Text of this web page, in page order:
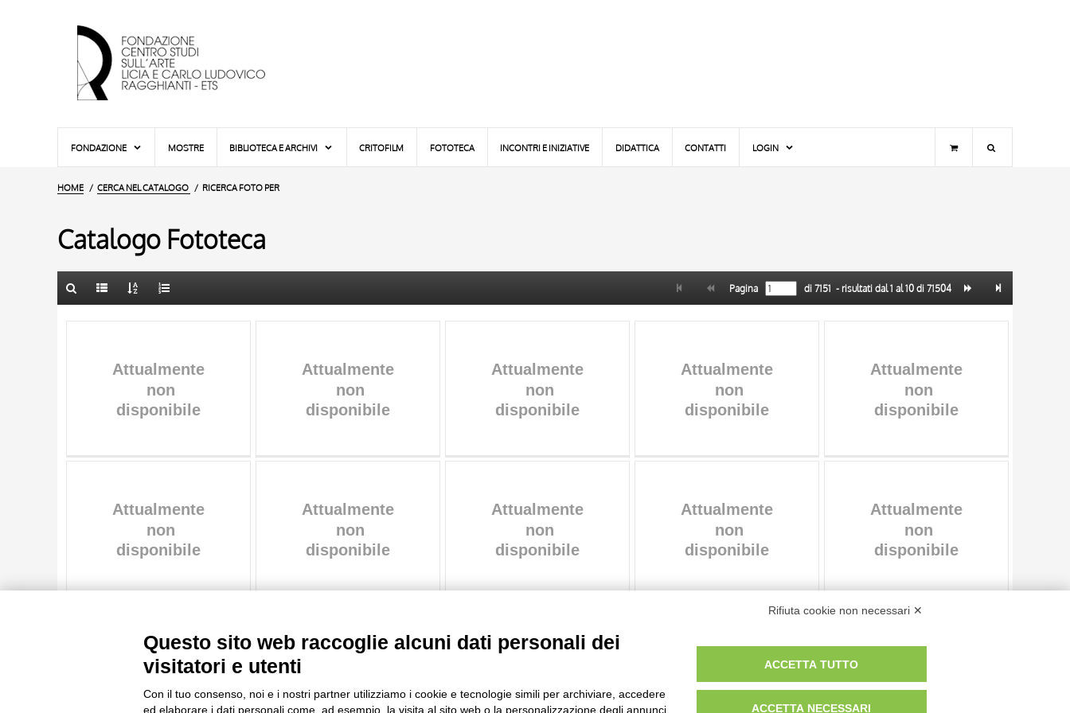
FONDAZIONE MOSTRE BIBLIOTECA E ARCHIVI CRITOFILM FOTOTECA INCONTRI E INIZIATIVE DIDATTICA CONTATTI LOGIN
HOME CERCA NEL CATALOGO RICERCA FOTO PER
Catalogo Fototeca
ARTISTA
MATERIA E TECNICA
DATA
10 RISULTATI
Pagina di 7151 - risultati dal1 al10di 71504
AUTORE
ARTISTA
MATERIA E TECNICA
20 RISULTATI
AVVERTENZE LEGALI: IMMAGINI PUBBLICATE SUL SITO
Le immagini e le foto presenti in questo sito sono soggette alle norme sul diritto d’autore, legge 22 aprile 1941 n. 633. I diritti degli autori, degli artisti e dei fotografi che hanno realizzato le opere e le immagini, degli enti e
Rifiuta cookie non necessari ✕
Questo sito web raccoglie alcuni dati personali dei
visitatori e utenti
Con il tuo consenso, noi e i nostri partner utilizziamo i cookie e tecnologie simili per archiviare, accedere
ed elaborare i dati personali come, ad esempio, la visita al sito web o la personalizzazione degli annunci.
ACCETTA TUTTO
ACCETTA NECESSARI